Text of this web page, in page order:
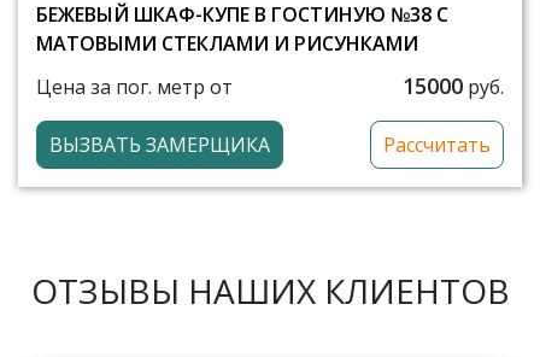
БЕЖЕВЫЙ ШКАФ-КУПЕ В ГОСТИНУЮ №38 С
МАТОВЫМИ СТЕКЛАМИ И РИСУНКАМИ
Цена за пог. метр от
15000 руб.
ВЫЗВАТЬ ЗАМЕРЩИКА Рассчитать
ОТЗЫВЫ НАШИХ КЛИЕНТОВ